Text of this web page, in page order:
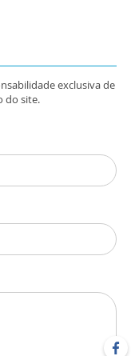
exclusiva de
do site.